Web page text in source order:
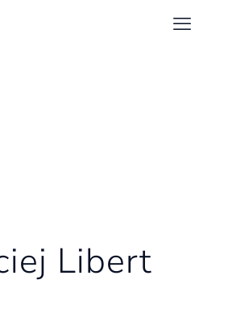
Libert